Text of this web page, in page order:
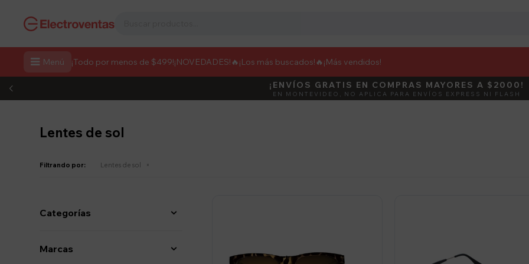
 Menú ¡Todo por menos de $499!¡NOVEDADES! 🔥¡Los más buscados!🔥 ¡Más vendidos!
DEBUT ACTIVÁ
¡ENVÍOS GRATIS EN COMPRAS MAYORES A $2000!
EN MONTEVIDEO, NO APLICA PARA ENVÍOS EXPRESS NI FLASH
Lentes de sol
Filtrando por: Lentes de sol
Categorías
Marcas